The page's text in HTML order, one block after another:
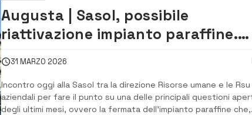
Augusta | Sasol, possibile
riattivazione impianto paraffine.
Femca Cisl: primi segnali,
in corso
31 MARZO 2026
Incontro oggi alla Sasol tra la direzione Risorse umane e le Rsu
aziendali per fare il punto su una delle principali questioni
degli ultimi mesi, ovvero la fermata dell’impianto paraffine che,